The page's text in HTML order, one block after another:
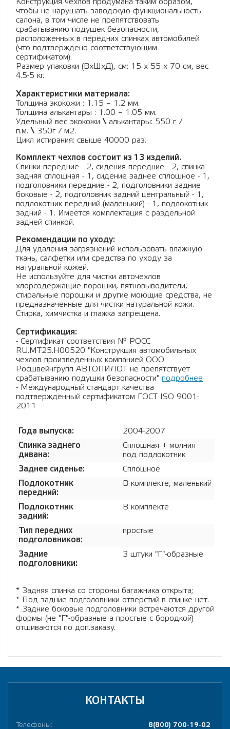
Конструкция чехлов продумана таким образом,
чтобы не нарушать заводскую функциональность
салона, в том числе не препятствовать
срабатыванию подушек безопасности,
расположенных в передних спинках автомобилей
(что подтверждено соответствующим
сертификатом).
Размер упаковки (ВхШхД), см: 15 x 55 x 70 см, вес
4.5-5 кг.
Характеристики материала:
Толщина экокожи : 1.15 – 1.2 мм.
Толщина алькантары : 1.00 – 1.05 мм.
Удельный вес экокожи \ алькантары: 550 г /
п.м. \ 350г / м2.
Цикл истирания: свыше 40000 раз.
Комплект чехлов состоит из 13 изделий.
Спинки передние - 2, сидения передние - 2, спинка
задняя сплошная - 1, сидение заднее сплошное - 1,
подголовники передние - 2, подголовники задние
боковые - 2, подголовник задний центральный - 1,
подлокотник передний (маленький) - 1, подлокотник
задний - 1. Имеется комплектация с раздельной
задней спинкой.
Рекомендации по уходу:
Для удаления загрязнений использовать влажную
ткань, салфетки или средства по уходу за
натуральной кожей.
Не используйте для чистки авточехлов
хлорсодержащие порошки, пятновыводители,
стиральные порошки и другие моющие средства, не
предназначенные для чистки натуральной кожи.
Стирка, химчистка и глажка запрещена.
Сертификация:
- Сертификат соответствия № РОСС
RU.МТ25.Н00520 "Конструкция автомобильных
чехлов произведенных компанией ООО
Росшвейнгрупп АВТОПИЛОТ не препятствует
срабатыванию подушки безопасности" подробнее
- Международный стандарт качества
подтвержденный сертификатом ГОСТ ISO 9001-
2011
Года выпуска:
2004-2007
Спинка заднего
дивана:
Сплошная + молния
под подлокотник
Заднее сиденье:
Сплошное
Подлокотник
передний:
В комплекте, маленький
Подлокотник
задний:
В комплекте
Тип передних
подголовников:
простые
Задние
подголовники:
3 штуки "Г"-образные
* Задняя спинка со стороны багажника открыта;
* Под задние подголовники отверстий в спинке нет.
* Задние боковые подголовники встречаются другой
формы (не "Г"-образные а простые с бородкой)
отшиваются по доп.заказу.
КОНТАКТЫ
Телефоны:
8(800) 700-19-02